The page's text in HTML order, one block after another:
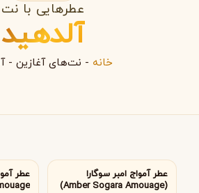
عطرهایی با نت
آلدهید
خانه - نت‌های آغازین -
عطر آمواج امبر سوگارا
(Amber Sogara Amouage)